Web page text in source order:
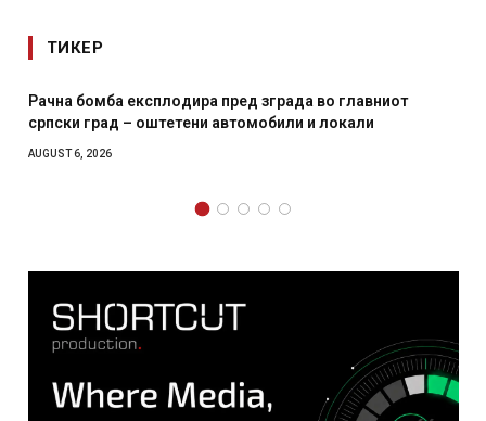
ТИКЕР
Рачна бомба експлодира пред зграда во главниот
српски град – оштетени автомобили и локали
AUGUST 6, 2026